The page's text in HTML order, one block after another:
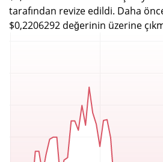
tarafından revize edildi. Daha
$0,2206292 değerinin üzerine